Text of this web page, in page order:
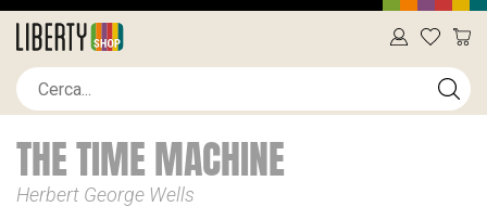
THE TIME MACHINE
Herbert George Wells